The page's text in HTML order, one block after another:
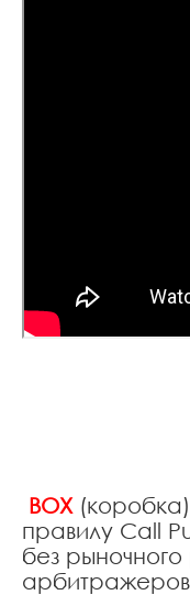
BOX
правилу Call
без